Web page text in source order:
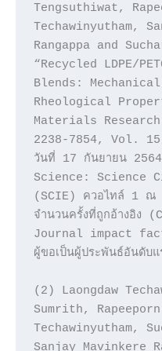
Tengsuthiwat,
Techawinyutham,
Rangappa and
“Recycled LDPE/
Blends:
Rheological
Materials
2238-7854, Vol.
วันที่ 17 กันยายน
Science: Science
(SCIE) ควอไทล์ 1 ณ
จำนวนครั้งที่ถูกอ้างอิ
Journal impact
ผู้ขอเป็นผู้ประพันธ์อัน
(2) Laongdaw
Sumrith,
Techawinyutham,
Sanjay Mavinkere